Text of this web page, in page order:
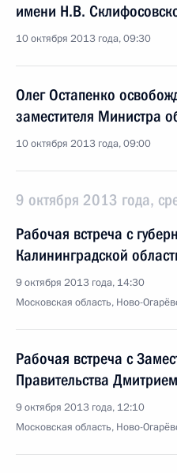
имени Н.В.
10 октября 2013 года, 09:30
Олег Остапенко
заместителя Министра
10 октября 2013 года, 09:00
9 октября 2013 года,
Рабочая встреча с
Калининградской
9 октября 2013 года, 14:30
Московская область, Ново-
Рабочая встреча с
Правительства
9 октября 2013 года, 12:10
Московская область, Ново-